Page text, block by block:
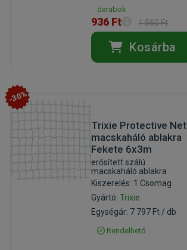
darabok
936 Ft 1 560 Ft
Kosárba
-30%
Trixie Protective Net
macskaháló ablakra
Fekete 6x3m
erősített szálú
macskaháló ablakra
Kiszerelés: 1 Csomag
Gyártó:Trixie
Egységár: 7 797 Ft / db
Rendelhető